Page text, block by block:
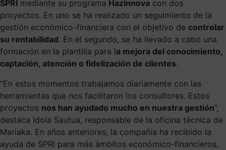
SPRI mediante su programa Hazinnova con dos
proyectos. En uno se ha realizado un seguimiento de la
gestión económico-financiera con el objetivo de controlar
su rentabilidad. En el segundo, se ha llevado a cabo una
formación en la plantilla para la mejora del conocimiento,
captación, atención o fidelización de clientes.
“En estos momentos trabajamos diariamente con las
herramientas que nos facilitaron los consultores. Estos
proyectos nos han ayudado mucho en nuestra gestión”,
destaca Idoia Sautua, responsable de la oficina técnica de
Mariaka. En años anteriores, la compañía ha recibido la
ayuda de SPRI para más ámbitos económico-financieros,